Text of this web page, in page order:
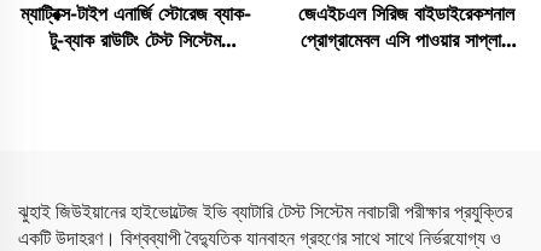
ম্যাট্রিক্স-টাইপ এনার্জি স্টোরেজ ব্যাক-
টু-ব্যাক রাউটিং টেস্ট সিস্টেম
জেএইচএল সিরিজ বাইডাইরেকশনাল
প্রোগ্রামেবল এসি পাওয়ার সাপ্লাই
ঝুহাই জিউইয়ানের হাইভোল্টেজ ইভি ব্যাটারি টেস্ট সিস্টেম নবাচারী পরীক্ষার প্রযুক্তির
একটি উদাহরণ। বিশ্বব্যাপী বৈদ্যুতিক যানবাহন গ্রহণের সাথে সাথে নির্ভরযোগ্য ও